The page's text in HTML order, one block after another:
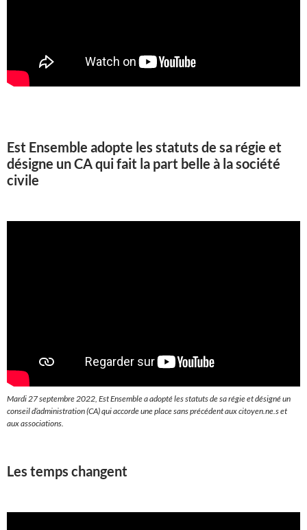
Est Ensemble adopte les statuts de sa régie et
désigne un CA qui fait la part belle à la société
civile
Mardi 27 septembre 2022, Est Ensemble a adopté les statuts de sa régie et désigné un
conseil d’administration (CA) qui accorde une place sans précédent aux citoyen.ne.s et
aux associations.
Les temps changent